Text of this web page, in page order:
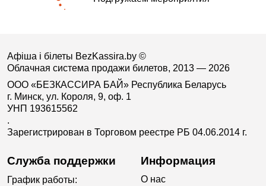
Афіша і білеты BezKassira.by ©
Облачная система продажи билетов, 2013 — 2026
ООО «БЕЗКАССИРА БАЙ» Республика Беларусь
г. Минск, ул. Короля, 9, оф. 1
УНП 193615562
.
Зарегистрирован в Торговом реестре РБ 04.06.2014 г.
Служба поддержки
График работы:
Информация
О нас